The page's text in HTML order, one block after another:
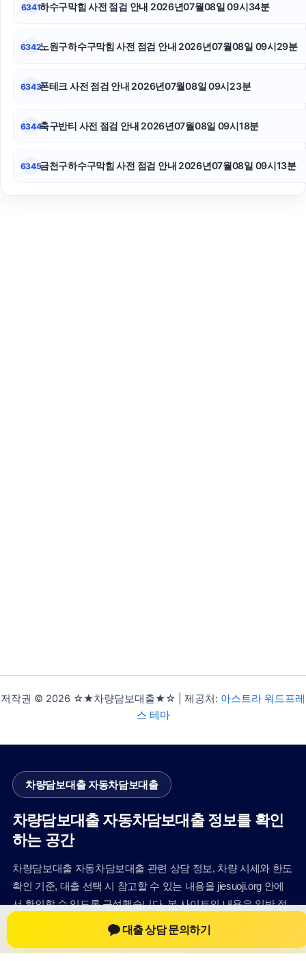
6341하수구막힘 사전 점검 안내 2026년07월08일 09시34분
6342노원구하수구막힘 사전 점검 안내 2026년07월08일 09시29분
6343폰테크 사전 점검 안내 2026년07월08일 09시23분
6344축구반티 사전 점검 안내 2026년07월08일 09시18분
6345금천구하수구막힘 사전 점검 안내 2026년07월08일 09시13분
저작권 © 2026 ☆★차량담보대출★☆ | 제공처: 아스트라 워드프레
스 테마
차량담보대출 자동차담보대출
차량담보대출 자동차담보대출 정보를 확인
하는 공간
차량담보대출 자동차담보대출 관련 상담 정보, 차량 시세와 한도
확인 기준, 대출 선택 시 참고할 수 있는 내용을 jiesuoji.org 안에
서 확인할 수 있도록 구성했습니다. 본 사이트의 내용은 일반 정
보 제공을 위한 자료이며, 실제 가능 여부와 조건은 금융사 심사
및 상담을 통해 확인하는 것이 필요합니다.
대출 상담 문의하기